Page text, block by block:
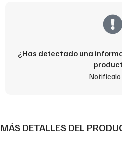
¿Has detectado una
Notifícalo
MÁS DETALLES DEL